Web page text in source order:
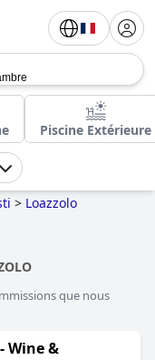
Piscine Extérieure
> Loazzolo
que nous
Wine &